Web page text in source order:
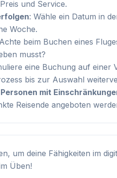
und Service.
: Wähle ein Datum in
Woche.
beim Buchen eines
musst?
eine Buchung auf einer
bis zur Auswahl
mit
Reisende angeboten
um deine Fähigkeiten im
Üben!